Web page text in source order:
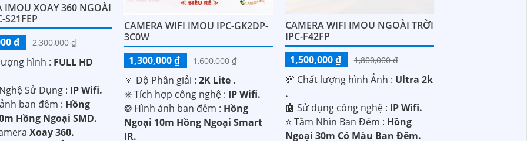
IMOU XOAY 360 NGOÀI
S21FEP
₫
2,300,000 ₫
hình : FULL HD
Sử Dụng : IP Wifi.
ban đêm : Hồng
Hồng Ngoại SMD.
Xoay 360.
CAMERA WIFI IMOU IPC-GK2DP-
3C0W
1,300,000 ₫
1,600,000 ₫
🔅 Độ Phân giải :2K Lite .
✳️ Tích hợp công nghệ : IP Wifi.
❂ Hình ảnh ban đêm : Hồng
Ngoại 10m Hồng Ngoại Smart
IR.
CAMERA WIFI IMOU NGOÀI TRỜI
IPC-F42FP
1,500,000 ₫
1,800,000 ₫
💯 Chất lượng hình Ảnh : Ultra 2k
.
🤖️ Sử dụng công nghệ : IP Wifi.
⭐ Tầm Nhìn Ban Đêm : Hồng
Ngoại 30m Có Màu Ban Đêm.